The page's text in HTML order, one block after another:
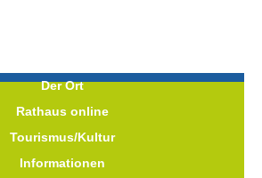
Der Ort
Rathaus online
Tourismus/Kultur
Informationen